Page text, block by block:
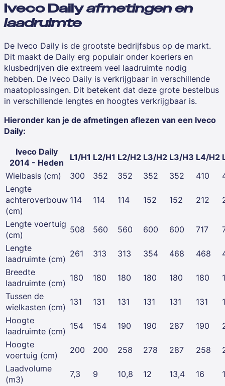
Iveco Dailyafmetingen en
laadruimte
De Iveco Daily is de grootste bedrijfsbus op de markt.
Dit maakt de Daily erg populair onder koeriers en
klusbedrijven die extreem veel laadruimte nodig
hebben. De Iveco Daily is verkrijgbaar in verschillende
maatoplossingen. Dit betekent dat deze grote bestelbus
in verschillende lengtes en hoogtes verkrijgbaar is.
Hieronder kan je de afmetingen aflezen van een Iveco
Daily:
Iveco Daily
2014 - Heden
L1/H1 L2/H1 L2/H2 L3/H2 L3/H3 L4/H2
Wielbasis (cm)
300 352 352 352 352 410
Lengte
achteroverbouw
(cm)
114 114 114 152 152 212
Lengte voertuig
(cm)
508 560 560 600 600 717
Lengte
laadruimte (cm) 261 313 313 354 468 468
Breedte
laadruimte (cm) 180 180 180 180 180 180
Tussen de
wielkasten (cm) 131 131 131 131 131 131
Hoogte
laadruimte (cm) 154 154 190 190 287 190
Hoogte
voertuig (cm)
200 200 258 278 287 258
Laadvolume
(m3)
7,3 9 10,8 12 13,4 16